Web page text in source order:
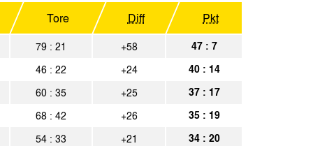
Spielbericht
Spielbericht
Spielbericht
Spielbericht
Tore Diff Pkt
79 : 21 +58 47 : 7
46 : 22 +24 40 : 14
60 : 35 +25 37 : 17
68 : 42 +26 35 : 19
54 : 33 +21 34 : 20